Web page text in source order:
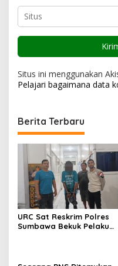
Situs ini menggunakan
Pelajari bagaimana data
Berita Terbaru
URC Sat Reskrim Polres
Sumbawa Bekuk Pelaku